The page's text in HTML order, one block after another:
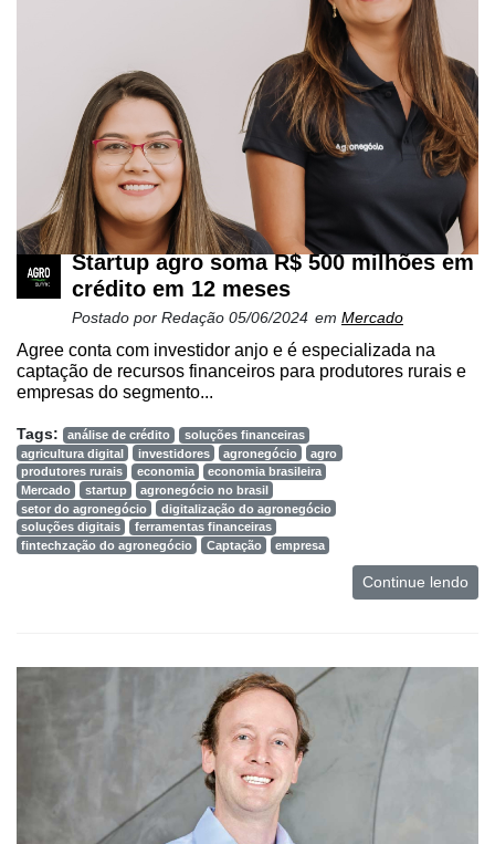
Startup agro soma R$ 500 milhões em
crédito em 12 meses
Postado por Redação 05/06/2024 em Mercado
Agree conta com investidor anjo e é especializada na
captação de recursos financeiros para produtores rurais e
empresas do segmento...
Tags: análise de crédito
soluções financeiras
agricultura digital
investidores agronegócio
agro
produtores rurais
economia
economia brasileira
Mercado
startup
agronegócio no brasil
setor do agronegócio
digitalização do agronegócio
soluções digitais
ferramentas financeiras
fintechzação do agronegócio
Captação empresa
Continue lendo